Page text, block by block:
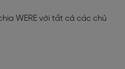
WERE với tất cả các chủ